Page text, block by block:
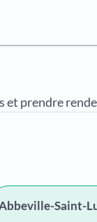
et prendre
Saint-